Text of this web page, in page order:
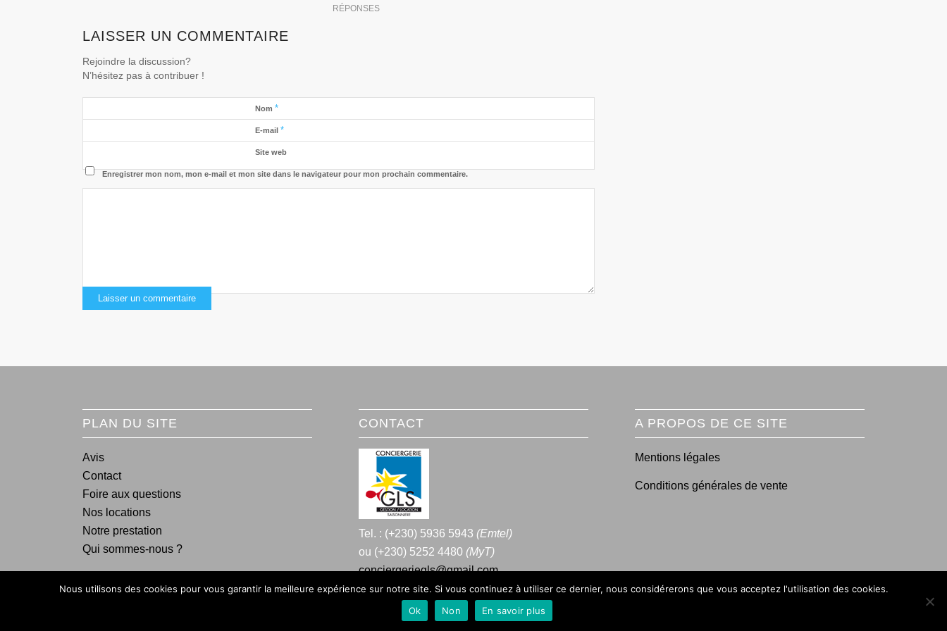
RÉPONSES
LAISSER UN COMMENTAIRE
Rejoindre la discussion?
N’hésitez pas à contribuer !
Nom*
E-mail*
Site web
Enregistrer mon nom, mon e-mail et mon site dans le navigateur pour mon prochain commentaire.
PLAN DU SITE
Avis
Contact
Foire aux questions
Nos locations
Notre prestation
Qui sommes-nous ?
CONTACT
Tel. : (+230) 5936 5943 (Emtel)
ou (+230) 5252 4480 (MyT)
conciergeriegls@gmail.com
A PROPOS DE CE SITE
Mentions légales
Conditions générales de vente
Nous utilisons des cookies pour vous garantir la meilleure expérience sur notre site. Si vous continuez à utiliser ce dernier, nous considérerons que vous acceptez l'utilisation des cookies.
Ok
Non En savoir plus